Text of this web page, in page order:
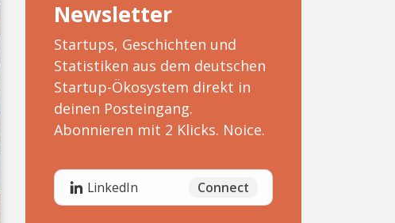
Newsletter
Startups, Geschichten und
Statistiken aus dem deutschen
Startup-Ökosystem direkt in
deinen Posteingang.
Abonnieren mit 2 Klicks. Noice.
LinkedIn Connect